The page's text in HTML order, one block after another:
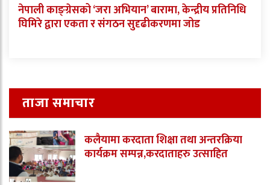
नेपाली काङ्ग्रेसको ‘जरा अभियान’ बारामा, केन्द्रीय प्रतिनिधि
घिमिरे द्वारा एकता र संगठन सुदृढीकरणमा जोड
ताजा समाचार
कलैयामा करदाता शिक्षा तथा अन्तरक्रिया
कार्यक्रम सम्पन्न,करदाताहरु उत्साहित